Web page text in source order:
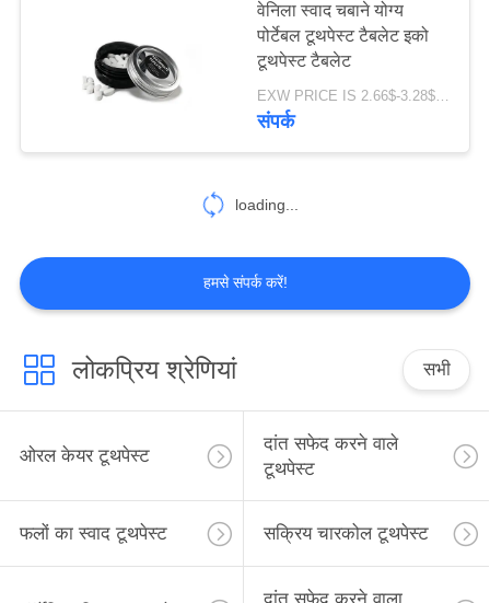
ओरल केयर माउथवॉश
25
ओरल केयर टूथब्रश
88
वेनिला स्वाद चबाने योग्य
पोर्टेबल टूथपेस्ट टैबलेट इको
टूथपेस्ट टैबलेट
EXW PRICE IS 2.66$-3.28$/BOTTLE MOQ:60 पीसी * 100 बॉक्स
संपर्क
loading...
हमसे संपर्क करें!
लोकप्रिय श्रेणियां सभी
ओरल केयर टूथपेस्ट
दांत सफेद करने वाले
टूथपेस्ट
फलों का स्वाद टूथपेस्ट सक्रिय चारकोल टूथपेस्ट